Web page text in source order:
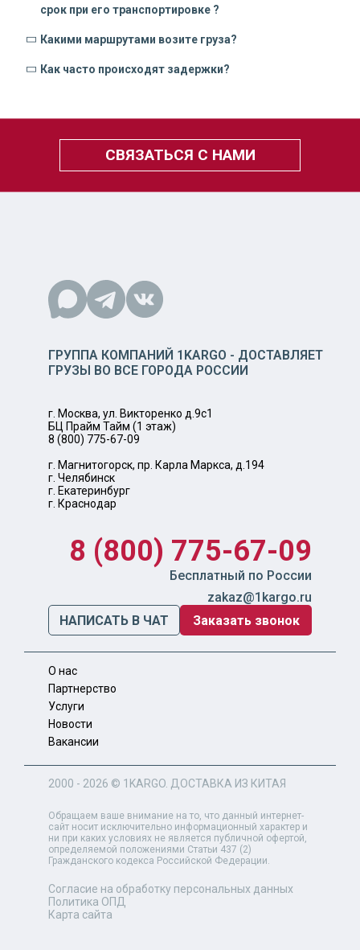
срок при его транспортировке ?
Какими маршрутами возите груза?
Как часто происходят задержки?
СВЯЗАТЬСЯ С НАМИ
ГРУППА КОМПАНИЙ 1KARGO - ДОСТАВЛЯЕТ
ГРУЗЫ ВО ВСЕ ГОРОДА РОССИИ
г. Москва, ул. Викторенко д.9с1
БЦ Прайм Тайм (1 этаж)
8 (800) 775-67-09
г. Магнитогорск, пр. Карла Маркса, д.194
г. Челябинск
г. Екатеринбург
г. Краснодар
8 (800) 775-67-09
Бесплатный по России
zakaz@1kargo.ru
НАПИСАТЬ В ЧАТ
Заказать звонок
О нас
Партнерство
Услуги
Новости
Вакансии
2000 - 2026 © 1KARGO . ДОСТАВКА ИЗ КИТАЯ
Обращаем ваше внимание на то, что данный интернет-
сайт носит исключительно информационный характер и
ни при каких условиях не является публичной офертой,
определяемой положениями Статьи 437 (2)
Гражданского кодекса Российской Федерации.
Согласие на обработку персональных данных
Политика ОПД
Карта сайта